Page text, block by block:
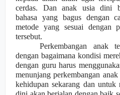
cerdas. Dan anak usia dini
bahasa yang bagus dengan
metode yang sesuai dengan
tersebut.
Perkembangan anak
dengan bagaimana kondisi
dengan guru harus
menunjang perkembangan
kehidupan sekarang dan untuk